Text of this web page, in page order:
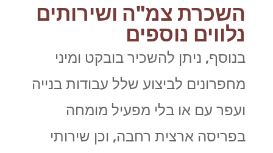
השכרת צמ"ה ושירותים
נלווים נוספים
בנוסף, ניתן להשכיר בובקט ומיני
מחפרונים לביצוע שלל עבודות בנייה
ועפר עם או בלי מפעיל מומחה
בפריסה ארצית רחבה, וכן שירותי